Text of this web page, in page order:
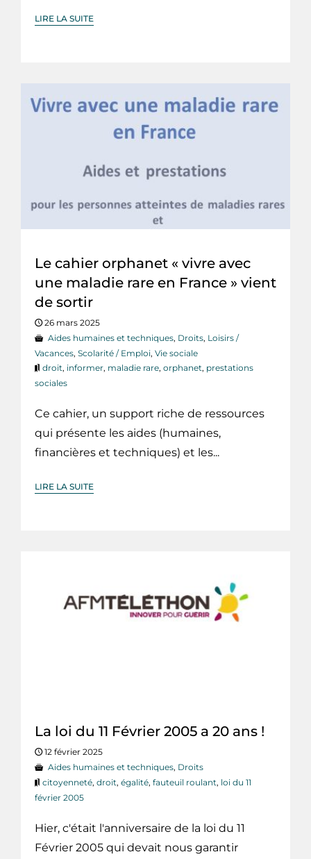
LIRE LA SUITE
Le cahier orphanet « vivre avec
une maladie rare en France » vient
de sortir
26 mars 2025
Aides humaines et techniques, Droits, Loisirs /
Vacances, Scolarité / Emploi, Vie sociale
droit, informer, maladie rare, orphanet, prestations
sociales
Ce cahier, un support riche de ressources
qui présente les aides (humaines,
financières et techniques) et les...
LIRE LA SUITE
La loi du 11 Février 2005 a 20 ans !
12 février 2025
Aides humaines et techniques, Droits
citoyenneté, droit, égalité, fauteuil roulant, loi du 11
février 2005
Hier, c'était l'anniversaire de la loi du 11
Février 2005 qui devait nous garantir